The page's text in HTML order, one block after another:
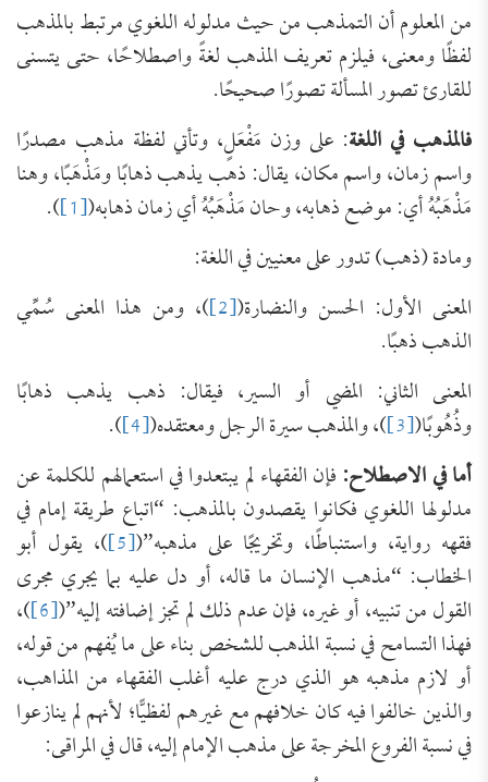
من المعلوم أن التمذهب من حيث مدلوله اللغوي مرتبط بالمذهب
لفظًا ومعنى، فيلزم تعريف المذهب لغةً واصطلاحًا، حتى يتسنى
للقارئ تصور المسألة تصورًا صحيحًا.
فالمذهب في اللغة: على وزن مَفْعَلٍ، وتأتي لفظة مذهب مصدرًا
واسم زمان، واسم مكان، يقال: ذهب يذهب ذهابًا ومَذْهَبًا، وهنا
مَذْهَبُهُ أي: موضع ذهابه، وحان مَذْهَبُهُ أي زمان ذهابه([1]
).
ومادة (ذهب) تدور على معنيين في اللغة:
المعنى الأول: الحسن والنضارة([2] )، ومن هذا المعنى سُمِّي
الذهب ذهبًا.
المعنى الثاني: المضي أو السير، فيقال: ذهب يذهب ذهابًا
وذُهُوبًا([3] )، والمذهب سيرة الرجل ومعتقده([4]
).
أما في الاصطلاح:فإن الفقهاء لم يبتعدوا في استعمالهم للكلمة عن
مدلولها اللغوي فكانوا يقصدون بالمذهب: “اتباع طريقة إمام في
فقهه رواية، واستنباطًا، وتخريجًا على مذهبه”([5] )، يقول أبو
الخطاب: “مذهب الإنسان ما قاله، أو دل عليه بما يجري مجرى
القول من تنبيه، أو غيره، فإن عدم ذلك لم تجز إضافته إليه”([6] )،
فهذا التسامح في نسبة المذهب للشخص بناء على ما يُفهم من قوله،
أو لازم مذهبه هو الذي درج عليه أغلب الفقهاء من المذاهب،
والذين خالفوا فيه كان خلافهم مع غيرهم لفظيًّا؛ لأنهم لم ينازعوا
في نسبة الفروع المخرجة على مذهب الإمام إليه، قال في المراقى: